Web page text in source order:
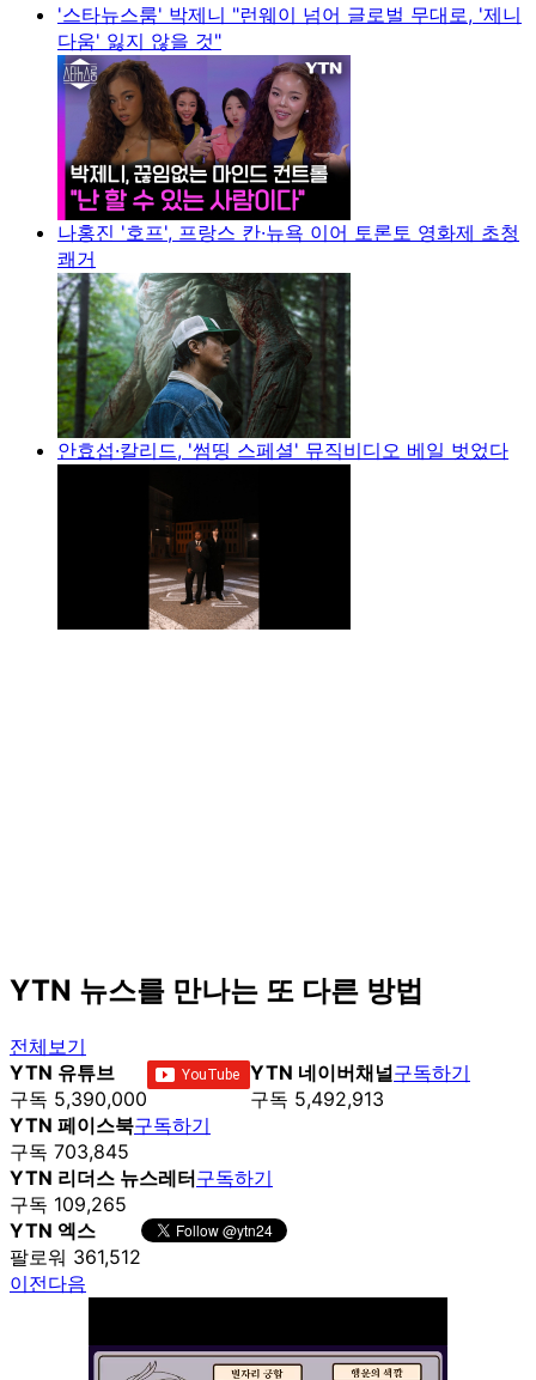
'스타뉴스룸' 박제니 "런웨이 넘어 글로벌 무대로, '제니
다움' 잃지 않을 것"
나홍진 '호프', 프랑스 칸·뉴욕 이어 토론토 영화제 초청
쾌거
안효섭·칼리드, '썸띵 스페셜' 뮤직비디오 베일 벗었다
YTN 뉴스를 만나는 또 다른 방법
전체보기
YTN 유튜브
구독 5,390,000
YTN 네이버채널
구독 5,492,913
구독하기
YTN 페이스북
구독 703,845
구독하기
YTN 리더스 뉴스레터
구독 109,265
구독하기
YTN 엑스
팔로워 361,512
이전다음